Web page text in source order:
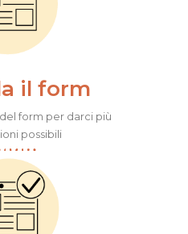
il form
form per darci più
possibili